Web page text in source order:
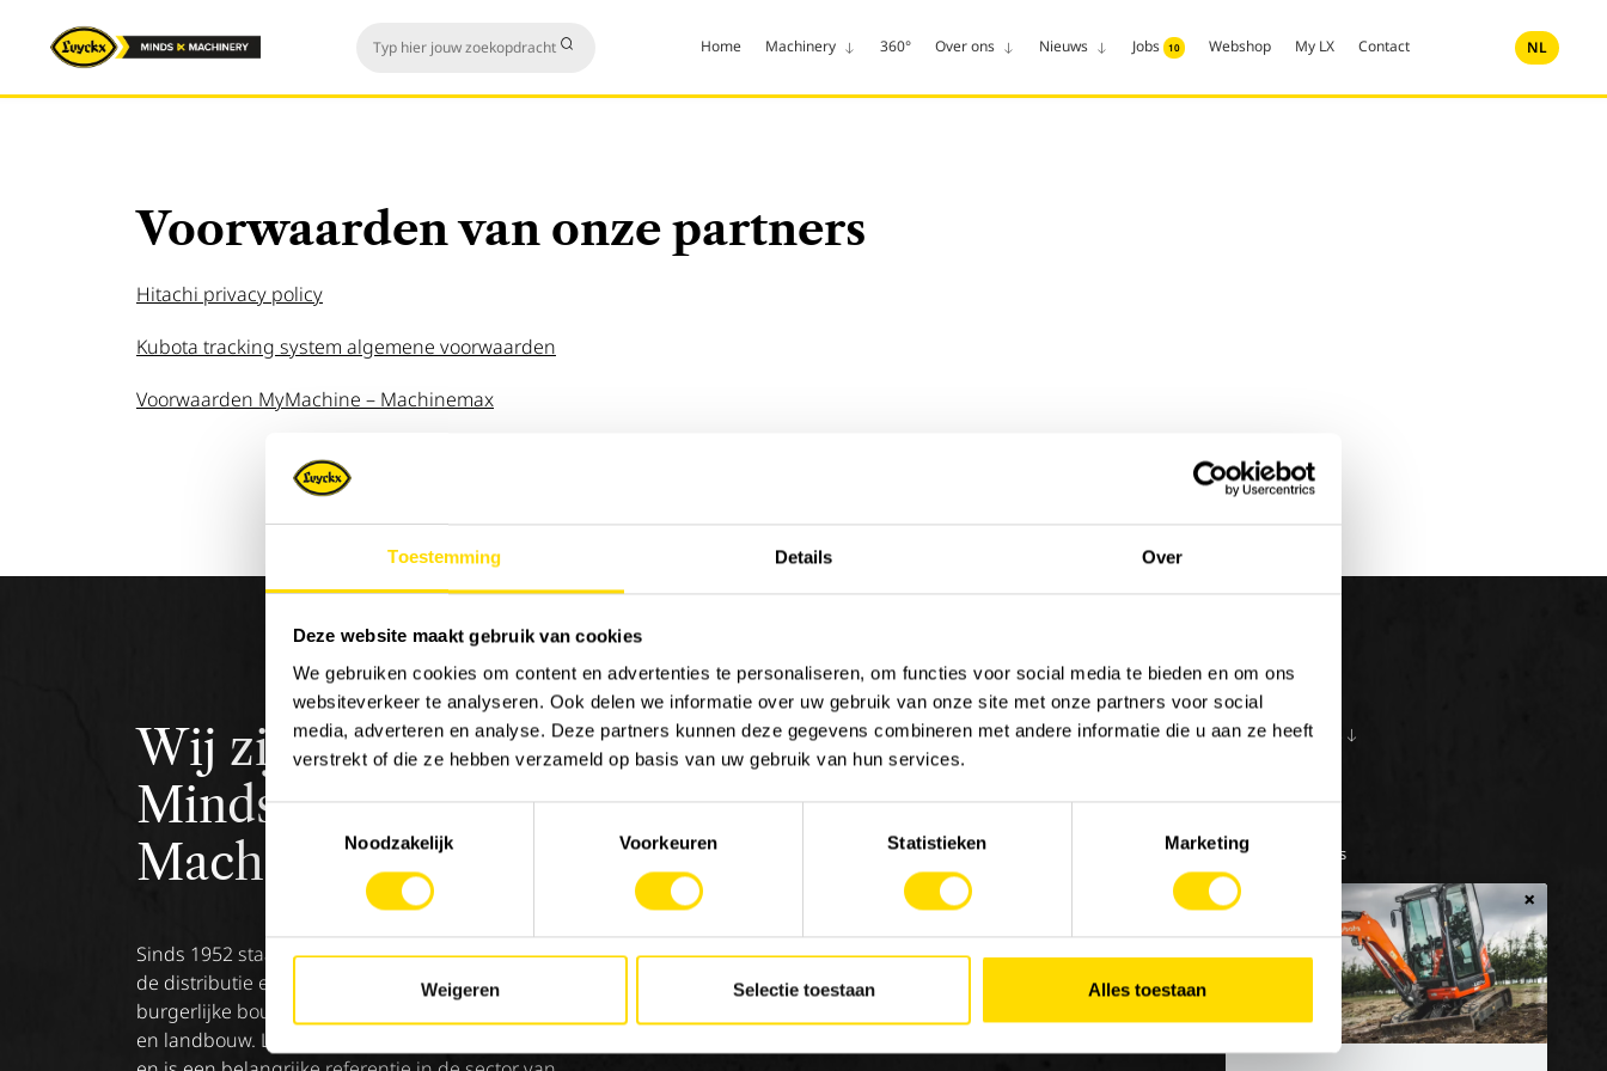
Toestemming Details Over
Deze website maakt gebruik van cookies
We gebruiken cookies om content en advertenties te personaliseren, om functies voor social media te bieden en om ons
websiteverkeer te analyseren. Ook delen we informatie over uw gebruik van onze site met onze partners voor social
media, adverteren en analyse. Deze partners kunnen deze gegevens combineren met andere informatie die u aan ze heeft
verstrekt of die ze hebben verzameld op basis van uw gebruik van hun services.
Toestemmingsselectie
Noodzakelijk
Voorkeuren Statistieken Marketing
Weigeren Selectie toestaan Alles toestaan
Home Machinery 360° Over ons Nieuws Jobs 10 Webshop My LX Contact NL
Voorwaarden van onze partners
Hitachi privacy policy
Kubota tracking system algemene voorwaarden
Voorwaarden MyMachine – Machinemax
×
Wij zijnLuyckx,
Minds &
Machinery.
Sinds 1952 staat Luyckx bekend als specialist in
de distributie en service van machines voor de
burgerlijke bouwkunde, goederenbehandeling
en landbouw. Luyckx verdeelt enkel topmerken
MACHINERY
Eco Applications
LX Used Equipment
Verhuurpartners
JOBS 10 OVER ONS
Geschiedenis